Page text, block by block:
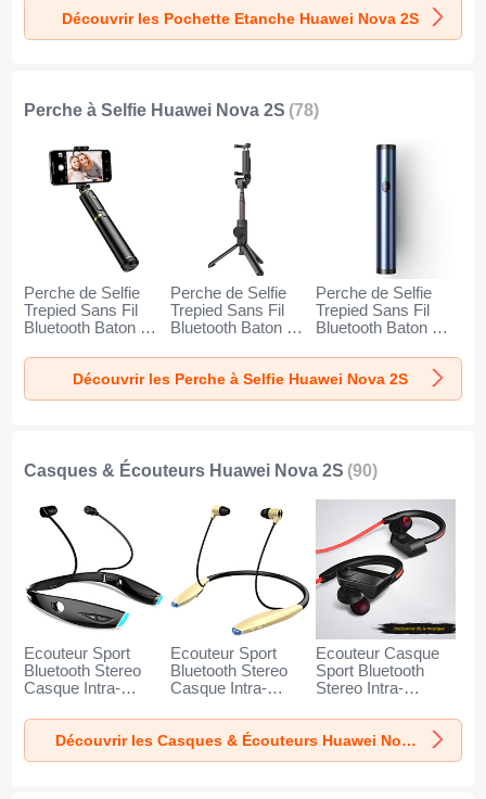
Découvrir les Pochette Etanche Huawei Nova 2S
Perche à Selfie Huawei Nova 2S (78)
Perche de Selfie
Trepied Sans Fil
Bluetooth Baton de
Poche Universel
T34 pour Huawei
Nova 2S Or et Noir
Perche de Selfie
Trepied Sans Fil
Bluetooth Baton de
Poche Universel
T32 pour Huawei
Nova 2S Noir
Perche de Selfie
Trepied Sans Fil
Bluetooth Baton de
Poche Universel
T31 pour Huawei
Nova 2S Bleu
Découvrir les Perche à Selfie Huawei Nova 2S
Casques & Écouteurs Huawei Nova 2S (90)
Ecouteur Sport
Bluetooth Stereo
Casque Intra-
Oreillette H52 pour
Huawei Nova 2S
Noir
Ecouteur Sport
Bluetooth Stereo
Casque Intra-
Oreillette H51 pour
Huawei Nova 2S
Or
Ecouteur Casque
Sport Bluetooth
Stereo Intra-
Oreillette H53 pour
Huawei Nova 2S
Noir
Découvrir les Casques & Écouteurs Huawei Nova 2S